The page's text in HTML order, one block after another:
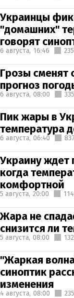
Украинцы
"домашних"
говорят
6 августа, 16:46
Грозы сменят
прогноз
6 августа, 08:00
Пик жары в
температура
6 августа, 06:40 837
Украину
когда
комфортной
5 августа, 20:00
Жара не
снизится ли
5 августа, 08:00
"Жаркая
синоптик
изменения
4 августа, 08:00